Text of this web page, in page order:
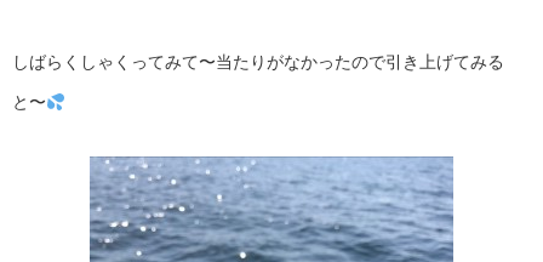
しばらくしゃくってみて〜当たりがなかったので引き上げてみる
と〜